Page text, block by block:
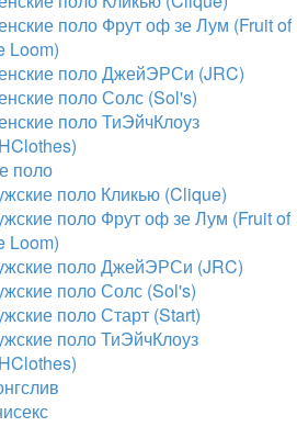
поло Фрут оф зе Лум (Fruit of
Loom)
поло ДжейЭРСи (JRC)
поло Солс (Sol's)
поло ТиЭйчКлоуз
поло
поло Кликью (Clique)
поло Фрут оф зе Лум (Fruit of
Loom)
поло ДжейЭРСи (JRC)
поло Солс (Sol's)
поло Старт (Start)
поло ТиЭйчКлоуз